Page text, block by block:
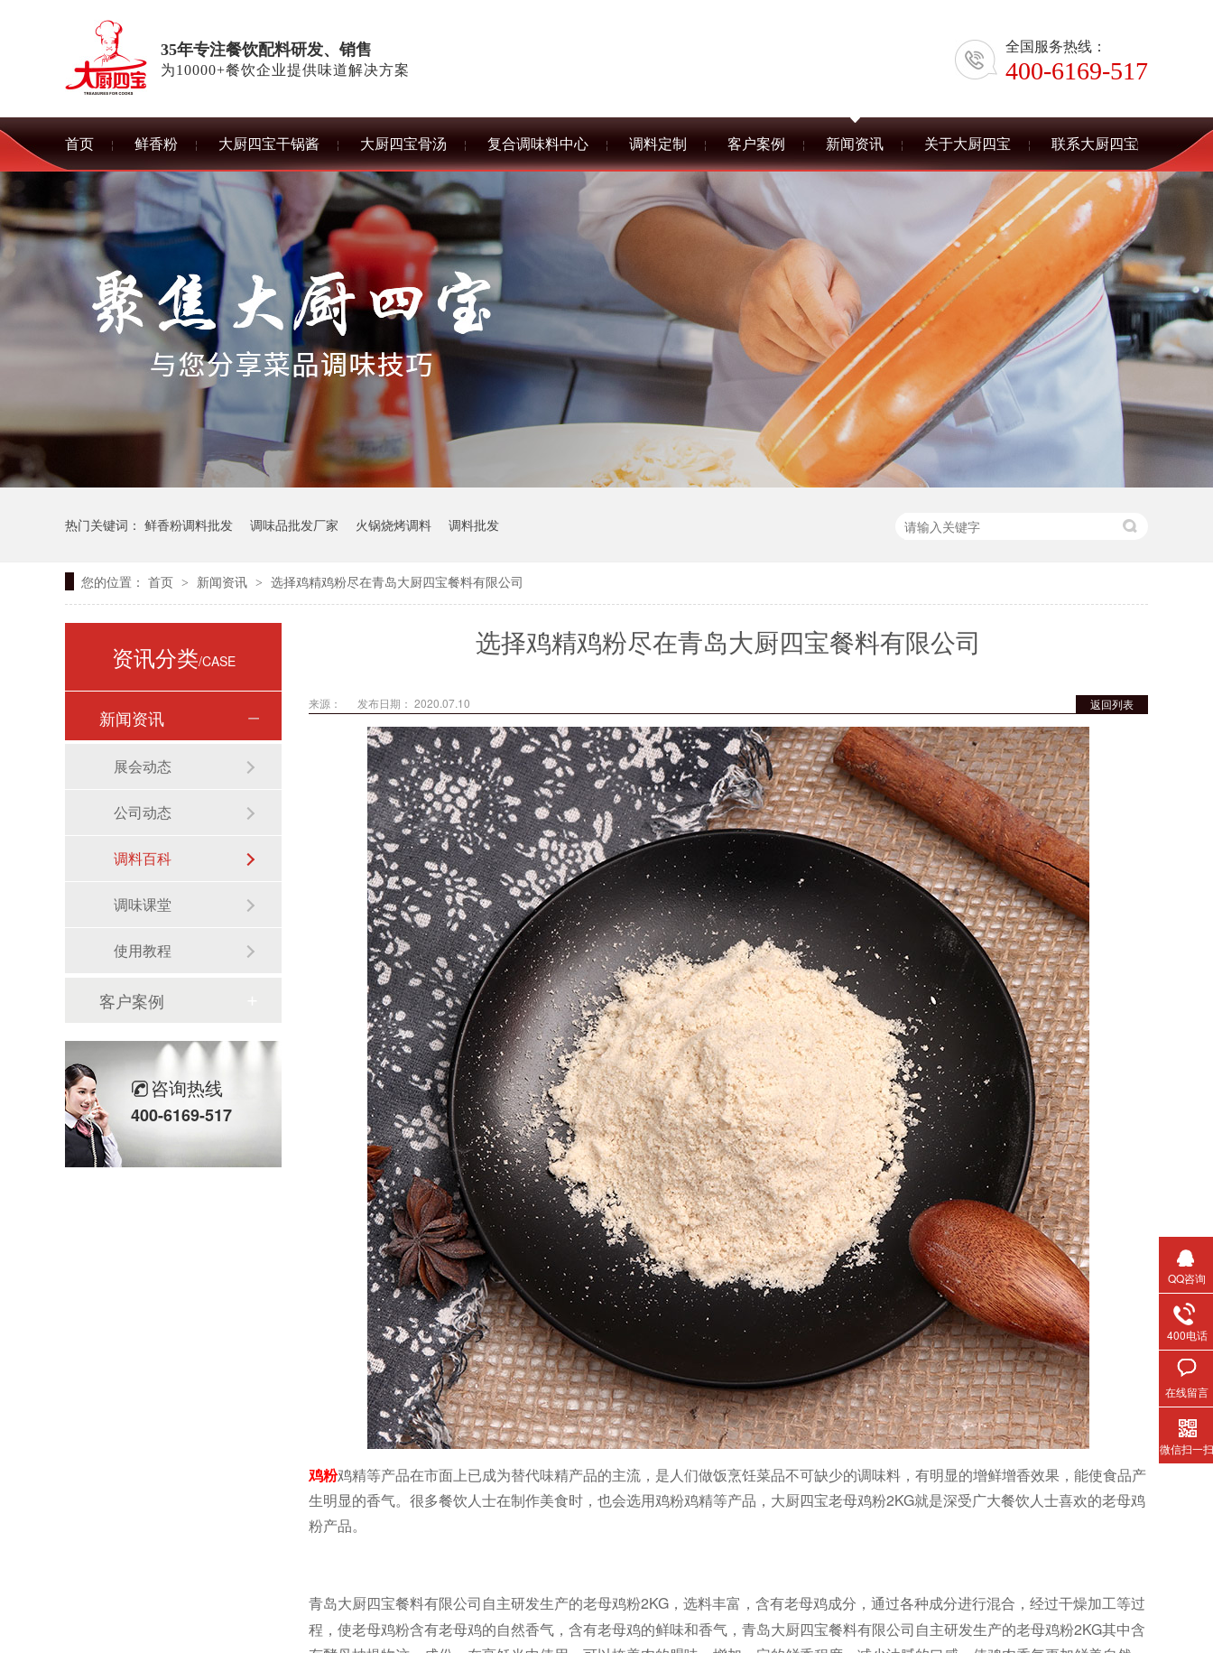
35年专注餐饮配料研发、销售
为10000+餐饮企业提供味道解决方案
全国服务热线：
400-6169-517
首页 鲜香粉 大厨四宝干锅酱 大厨四宝骨汤 复合调味料中心 调料定制 客户案例 新闻资讯 关于大厨四宝 联系大厨四宝
热门关键词： 鲜香粉调料批发 调味品批发厂家 火锅烧烤调料 调料批发
您的位置： 首页 > 新闻资讯 > 选择鸡精鸡粉尽在青岛大厨四宝餐料有限公司
选择鸡精鸡粉尽在青岛大厨四宝餐料有限公司
返回列表
来源： 发布日期： 2020.07.10
鸡粉鸡精等产品在市面上已成为替代味精产品的主流，是人们做饭烹饪菜品不可缺少的调味料，有明显的增鲜增香效果，能使食品产
生明显的香气。很多餐饮人士在制作美食时，也会选用鸡粉鸡精等产品，大厨四宝老母鸡粉2KG就是深受广大餐饮人士喜欢的老母鸡
粉产品。
青岛大厨四宝餐料有限公司自主研发生产的老母鸡粉2KG，选料丰富，含有老母鸡成分，通过各种成分进行混合，经过干燥加工等过
程，使老母鸡粉含有老母鸡的自然香气，含有老母鸡的鲜味和香气，青岛大厨四宝餐料有限公司自主研发生产的老母鸡粉2KG其中含
资讯分类/CASE
新闻资讯
展会动态
公司动态
调料百科
调味课堂
使用教程
客户案例
咨询热线
400-6169-517
QQ咨询
400电话
在线留言
微信扫一扫